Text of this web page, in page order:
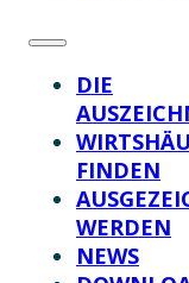
DIE
FINDEN
WERDEN
NEWS